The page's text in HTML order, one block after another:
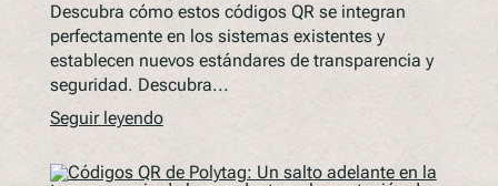
Descubra cómo estos códigos QR se integran
perfectamente en los sistemas existentes y
establecen nuevos estándares de transparencia y
seguridad. Descubra...
Seguir leyendo